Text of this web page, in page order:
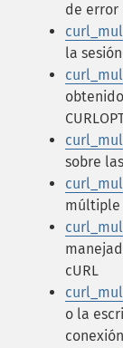
de error
la
sobre
múltiple
cURL
o la